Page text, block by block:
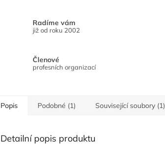
Radíme vám
již od roku 2002
Členové
profesních organizací
Popis Podobné (1) Související soubory (1)
Detailní popis produktu